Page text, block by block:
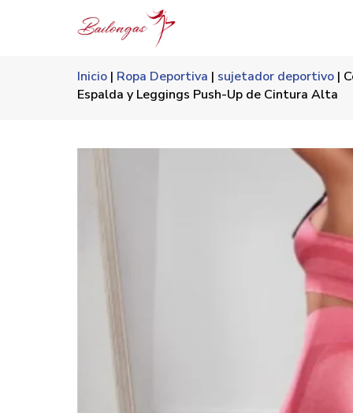
Inicio | Ropa Deportiva | sujetador deportivo |
Espalda y Leggings Push-Up de Cintura Alta